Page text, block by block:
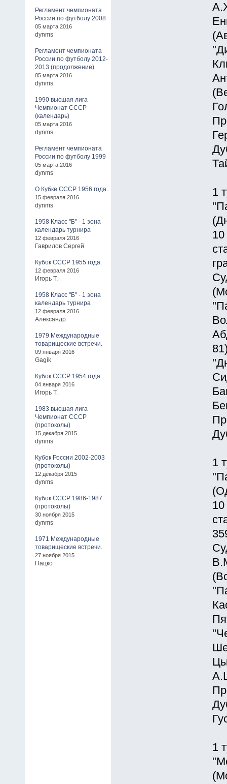
Регламент чемпионата
России по футболу 2008
05 марта 2016
dynms
Регламент чемпионата
России по футболу 2012-
2013 (продолжение)
05 марта 2016
dynms
1990 высшая лига
Чемпионат СССР
(календарь)
05 марта 2016
dynms
Регламент чемпионата
России по футболу 1999
05 марта 2016
dynms
О Кубке СССР 1956 года.
15 февраля 2016
dynms
1958 Класс "Б" - 1 зона
календарь турнира
12 февраля 2016
Гаврилов Сергей
Кубок СССР 1955 года.
12 февраля 2016
Игорь Т.
1958 Класс "Б" - 1 зона
календарь турнира
12 февраля 2016
Александр
1979 Международные
товарищеские встречи.
09 января 2016
Gagik
Кубок СССР 1954 года.
04 января 2016
Игорь Т.
1983 высшая лига
Чемпионат СССР
(протоколы)
15 декабря 2015
dynms
Кубок России 2002-2003
(протоколы)
12 декабря 2015
dynms
Кубок СССР 1986-1987
(протоколы)
30 ноября 2015
dynms
1971 Международные
товарищеские встречи.
27 ноября 2015
Пацко
1
1
1